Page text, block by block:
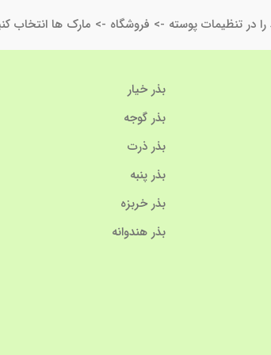
را در تنظیمات پوسته -> فروشگاه -> مارک ها انتخاب
بذر خیار
بذر گوجه
بذر ذرت
بذر پنبه
بذر خربزه
بذر هندوانه